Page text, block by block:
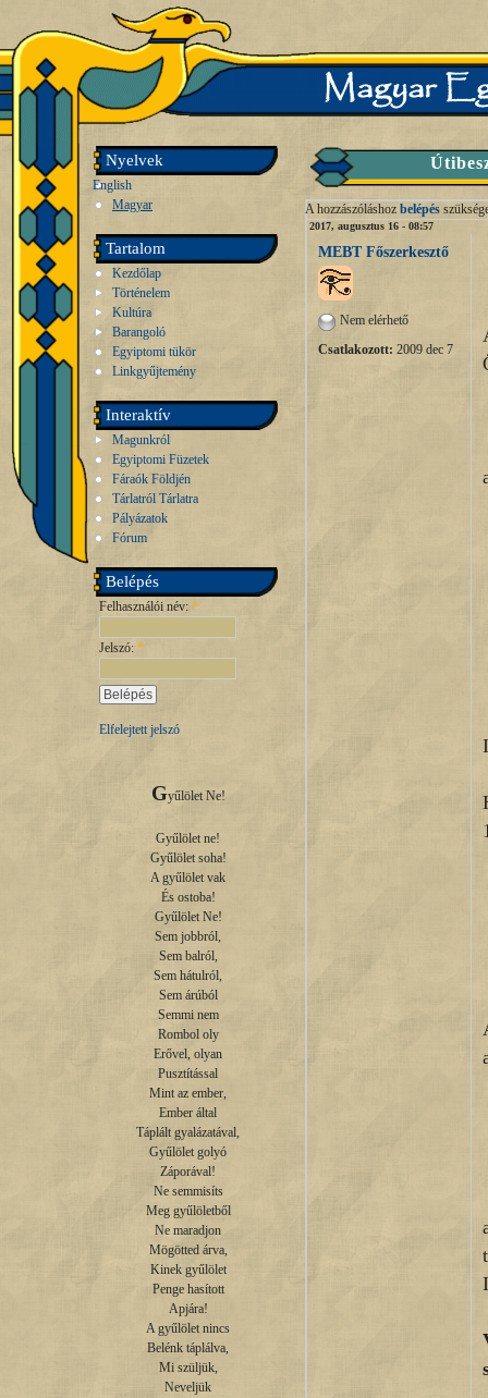
Nyelvek
English
Magyar
Tartalom
Kezdőlap
Történelem
Kultúra
Barangoló
Egyiptomi tükör
Linkgyűjtemény
Interaktív
Magunkról
Egyiptomi Füzetek
Fáraók Földjén
Tárlatról Tárlatra
Pályázatok
Fórum
Belépés
Felhasználói név: *
Jelszó: *
Elfelejtett jelszó
Gyűlölet Ne!
Gyűlölet ne!
Gyűlölet soha!
A gyűlölet vak
És ostoba!
Gyűlölet Ne!
Sem jobbról,
Sem balról,
Sem hátulról,
Sem árúból
Semmi nem
Rombol oly
Erővel, olyan
Pusztítással
Mint az ember,
Ember által
Táplált gyalázatával,
Gyűlölet golyó
Záporával!
Ne semmisíts
Meg gyűlöletből
Ne maradjon
Mögötted árva,
Kinek gyűlölet
Penge hasított
Apjára!
A gyűlölet nincs
Belénk táplálva,
Mi szüljük,
Neveljük
A hozzászóláshoz belépés
2017, augusztus 16 - 08:57
MEBT Főszerkesztő
Nem elérhető
Csatlakozott: 2009 dec 7